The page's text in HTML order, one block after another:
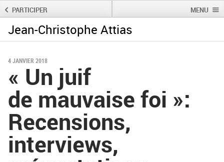
PARTICIPER MENU
Jean-Christophe Attias
4 JANVIER 2018
« Un juif
de mauvaise foi »:
Recensions,
interviews,
Rechercher : Rechercher